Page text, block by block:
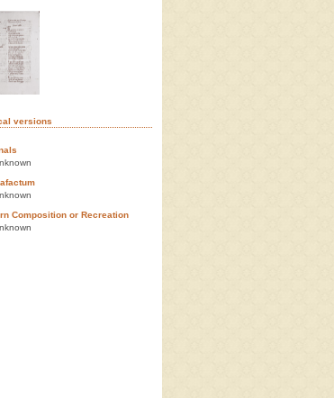
versions
Composition or Recreation